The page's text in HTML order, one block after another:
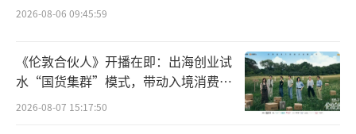
中老年群体成为核心消费主力。今年春
圳等一线城市住宿市场热度飙升，老年群体成
为住宿消费的重要增长点。
2026-08-06 09:45:59
《伦敦合伙人》开播在即：出海创业试
水“国货集群”模式，带动入境消费反
向种草
2026-08-07 15:17:50